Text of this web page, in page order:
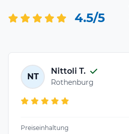
4.5/5
NT
Nittoli T.
Rothenburg
Preiseinhaltung